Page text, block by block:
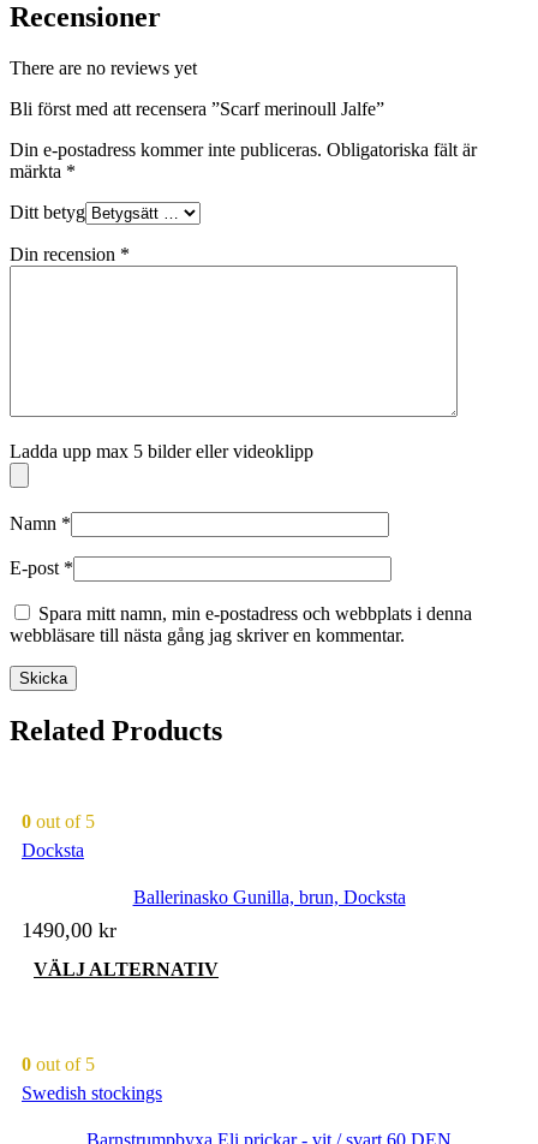
Recensioner
There are no reviews yet
Bli först med att recensera ”Scarf merinoull Jalfe”
Din e-postadress kommer inte publiceras. Obligatoriska fält är
märkta *
Ditt betyg
Din recension *
Ladda upp max 5 bilder eller videoklipp
Namn *
E-post *
Spara mitt namn, min e-postadress och webbplats i denna
webbläsare till nästa gång jag skriver en kommentar.
Related Products
0 out of 5
Docksta
Ballerinasko Gunilla, brun, Docksta
1490,00 kr
VÄLJ ALTERNATIV
0 out of 5
Swedish stockings